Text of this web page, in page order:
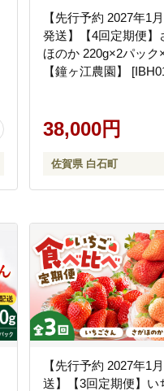
【先行予約 2027年1
発送】【4回定期便】
ほのか 220g×2パック
【鐘ヶ江農園】
38,000円
佐賀県 白石町
【先行予約 2027年1
送】【3回定期便】い